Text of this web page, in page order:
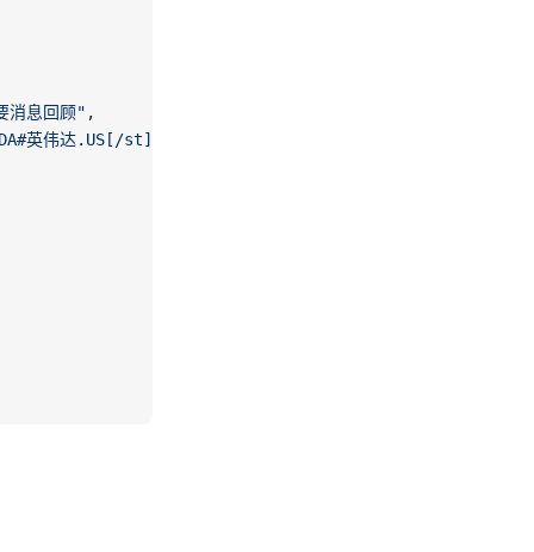
消息回顾" ,
英伟达.US[/st] 英伟达 GTC 2026 大会正式开幕，英伟达创始